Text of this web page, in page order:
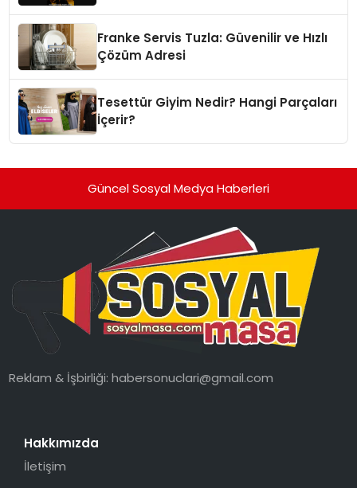
Franke Servis Tuzla: Güvenilir ve Hızlı
Çözüm Adresi
Tesettür Giyim Nedir? Hangi Parçaları
İçerir?
Güncel Sosyal Medya Haberleri
Reklam & İşbirliği:habersonuclari@gmail.com
Hakkımızda
İletişim